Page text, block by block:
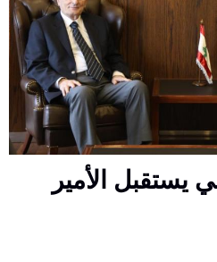
يستقبل الأمير